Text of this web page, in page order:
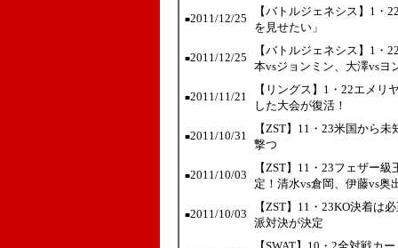
■2011/12/25
【バトルジェネシス】1・
を見せたい」
■2011/12/25
【バトルジェネシス】1・
本vsジョンミン、大澤vsヨ
■2011/11/21
【リングス】1・22エメリ
した大会が復活！
■2011/10/31
【ZST】11・23米国から
撃つ
■2011/10/03
【ZST】11・23フェザー
定！清水vs倉岡、伊藤vs奥
■2011/10/03
【ZST】11・23KO決着
派対決が決定